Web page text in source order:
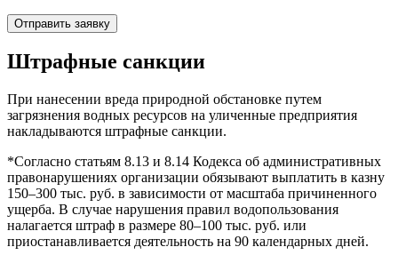
Штрафные санкции
При нанесении вреда природной обстановке путем
загрязнения водных ресурсов на уличенные предприятия
накладываются штрафные санкции.
*Согласно статьям 8.13 и 8.14 Кодекса об административных
правонарушениях организации обязывают выплатить в казну
150–300 тыс. руб. в зависимости от масштаба причиненного
ущерба. В случае нарушения правил водопользования
налагается штраф в размере 80–100 тыс. руб. или
приостанавливается деятельность на 90 календарных дней.